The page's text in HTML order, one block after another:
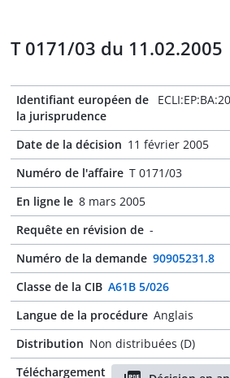
T 0171/03 du 11.02.2005
Identifiant européen de
la jurisprudence
Date de la décision 11 février 2005
Numéro de l'affaire T 0171/03
En ligne le 8 mars 2005
Requête en révision de -
Numéro de la demande 90905231.8
Classe de la CIB A61B 5/026
Langue de la procédure Anglais
Distribution Non distribuées (D)
Téléchargement